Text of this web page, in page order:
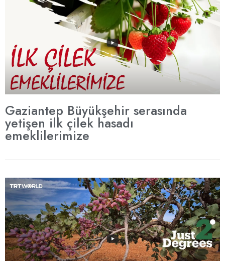
Gaziantep Büyükşehir serasında
yetişen ilk çilek hasadı
emeklilerimize